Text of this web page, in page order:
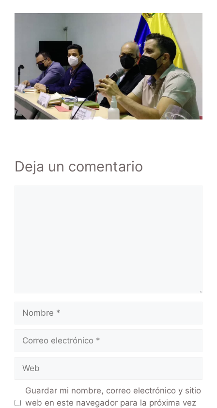
Deja un comentario
Guardar mi nombre, correo electrónico y sitio
web en este navegador para la próxima vez